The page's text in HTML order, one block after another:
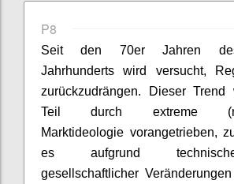
P8
Seit den 70er Jahren
Jahrhunderts wird versucht,
zurückzudrängen. Dieser Trend
Teil durch extreme
Marktideologie vorangetrieben,
es aufgrund
gesellschaftlicher